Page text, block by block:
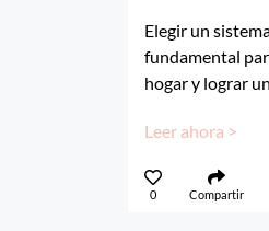
Elegir un
fundamental
hogar y lograr
Leer ahora >
0 Compartir